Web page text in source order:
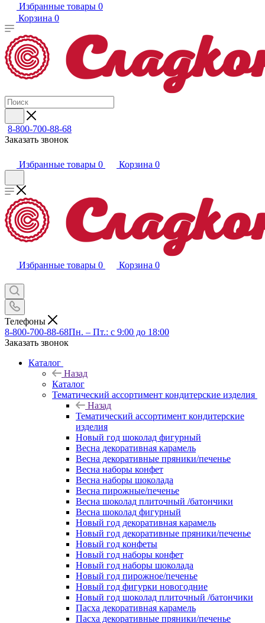
Избранные товары 0
Корзина 0
8-800-700-88-68
Заказать звонок
Избранные товары 0 Корзина 0
Избранные товары 0 Корзина 0
Телефоны
8-800-700-88-68Пн. – Пт.: с 9:00 до 18:00
Заказать звонок
Каталог
Назад
Каталог
Тематический ассортимент кондитерские изделия
Назад
Тематический ассортимент кондитерские
изделия
Новый год шоколад фигурный
Весна декоративная карамель
Весна декоративные пряники/печенье
Весна наборы конфет
Весна наборы шоколада
Весна пирожные/печенье
Весна шоколад плиточный /батончики
Весна шоколад фигурный
Новый год декоративная карамель
Новый год декоративные пряники/печенье
Новый год конфеты
Новый год наборы конфет
Новый год наборы шоколада
Новый год пирожное/печенье
Новый год фигурки новогодние
Новый год шоколад плиточный /батончики
Пасха декоративная карамель
Пасха декоративные пряники/печенье